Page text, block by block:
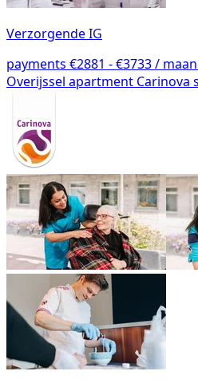
Verzorgende IG
payments €2881 - €3733 /
Overijssel apartment Carinova